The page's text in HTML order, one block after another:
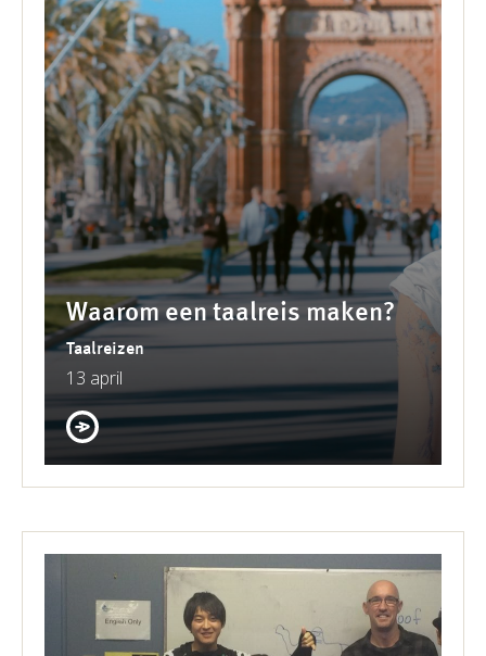
Waarom een taalreis maken?
Taalreizen
13 april